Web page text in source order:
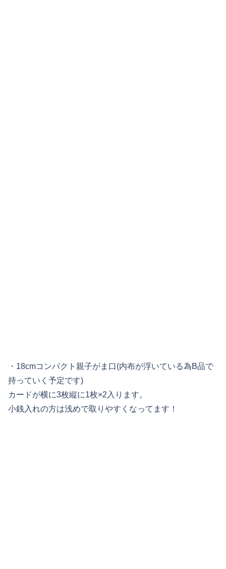
・18cmコンパクト親子がま口(内布が浮いている為B品で
持っていく予定です)
カードが横に3枚縦に1枚×2入ります。
小銭入れの方は浅めで取りやすくなってます！